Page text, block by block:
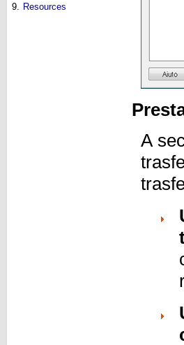
9.
Resources
A